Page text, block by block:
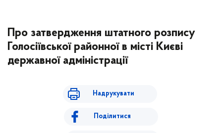
Про затвердження штатного розпису
Голосіївської районної в місті Києві
державної адміністрації
Надрукувати
Поділитися